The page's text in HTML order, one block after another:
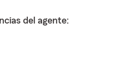
del agente: